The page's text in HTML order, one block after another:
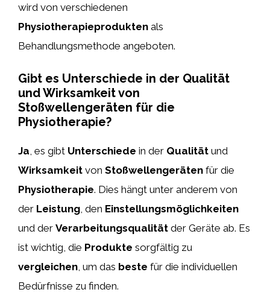
wird von verschiedenen
Physiotherapieprodukten als
Behandlungsmethode angeboten.
Gibt es Unterschiede in der Qualität
und Wirksamkeit von
Stoßwellengeräten für die
Physiotherapie?
Ja , es gibt Unterschiede in der Qualität und
Wirksamkeit von Stoßwellengeräten für die
Physiotherapie. Dies hängt unter anderem von
der Leistung , den Einstellungsmöglichkeiten
und der Verarbeitungsqualität der Geräte ab. Es
ist wichtig, die Produkte sorgfältig zu
vergleichen , um das beste für die individuellen
Bedürfnisse zu finden.